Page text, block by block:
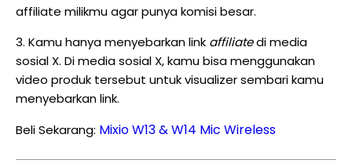
affiliate milikmu agar punya komisi besar.
3. Kamu hanya menyebarkan link affiliatedi media
sosial X. Di media sosial X, kamu bisa menggunakan
video produk tersebut untuk visualizer sembari kamu
menyebarkan link.
Beli Sekarang: Mixio W13 & W14 Mic Wireless